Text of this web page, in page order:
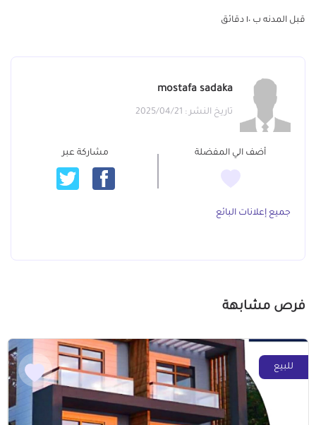
قبل المدنه ب ١٠ دقائق
mostafa sadaka
تاريخ النشر : 2025/04/21
أضف الي المفضلة مشاركة عبر
جميع إعلانات البائع
فرص مشابهة
للبيع